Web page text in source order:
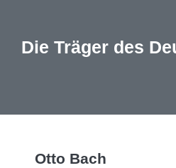
Die Träger des
Otto Bach